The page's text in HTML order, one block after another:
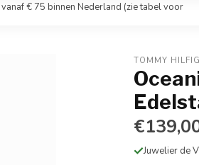
vanaf € 75 binnen Nederland (zie tabel voor
TOMMY
Juwelier de